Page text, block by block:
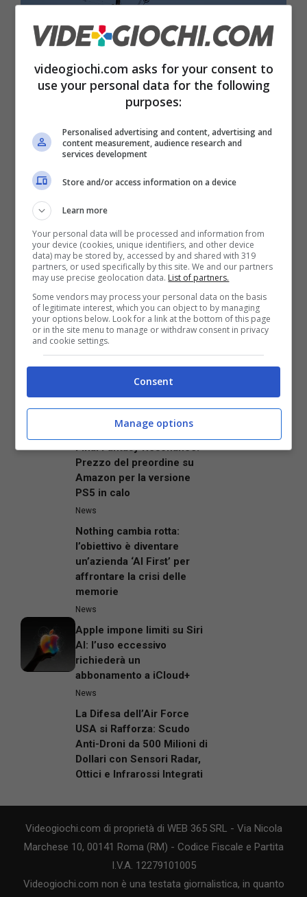
Fonte
Articoli recenti
News
Grokipedia: l’innovativo
progetto AI di Elon Musk è
già al capolinea?
News
ASUS ProArt si Amplia:
Presentato il Nuovo Box
SSD di Fascia Alta con
fino a 40 Gbps
Final Fantasy Resonance:
Prezzo del preordine su
Amazon per la versione
PS5 in calo
News
Nothing cambia rotta:
l’obiettivo è diventare
un’azienda ‘AI First’ per
affrontare la crisi delle
memorie
News
Apple impone limiti su Siri
AI: l’uso eccessivo
richiederà un
abbonamento a iCloud+
News
La Difesa dell’Air Force
USA si Rafforza: Scudo
Anti-Droni da 500 Milioni di
Dollari con Sensori Radar,
Ottici e Infrarossi Integrati
Videogiochi.com di proprietà di WEB 365 SRL - Via Nicola
Marchese 10, 00141 Roma (RM) - Codice Fiscale e Partita
I.V.A. 12279101005
Videogiochi.com non è una testata giornalistica, in quanto
videogiochi.com asks for your consent to
use your personal data for the following
purposes:
Personalised advertising and content, advertising and
content measurement, audience research and
services development
Store and/or access information on a device
Learn more
Your personal data will be processed and information from
your device (cookies, unique identifiers, and other device
data) may be stored by, accessed by and shared with 319
partners, or used specifically by this site. We and our partners
may use precise geolocation data. List of partners.
Some vendors may process your personal data on the basis
of legitimate interest, which you can object to by managing
your options below. Look for a link at the bottom of this page
or in the site menu to manage or withdraw consent in privacy
and cookie settings.
Consent
Manage options